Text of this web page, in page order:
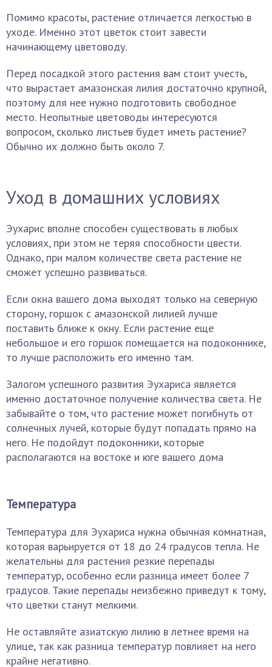
Помимо красоты, растение отличается легкостью в
уходе. Именно этот цветок стоит завести
начинающему цветоводу.
Перед посадкой этого растения вам стоит учесть,
что вырастает амазонская лилия достаточно крупной,
поэтому для нее нужно подготовить свободное
место. Неопытные цветоводы интересуются
вопросом, сколько листьев будет иметь растение?
Обычно их должно быть около 7.
Уход в домашних условиях
Эухарис вполне способен существовать в любых
условиях, при этом не теряя способности цвести.
Однако, при малом количестве света растение не
сможет успешно развиваться.
Если окна вашего дома выходят только на северную
сторону, горшок с амазонской лилией лучше
поставить ближе к окну. Если растение еще
небольшое и его горшок помещается на подоконнике,
то лучше расположить его именно там.
Залогом успешного развития Эухариса является
именно достаточное получение количества света. Не
забывайте о том, что растение может погибнуть от
солнечных лучей, которые будут попадать прямо на
него. Не подойдут подоконники, которые
располагаются на востоке и юге вашего дома
Температура
Температура для Эухариса нужна обычная комнатная,
которая варьируется от 18 до 24 градусов тепла. Не
желательны для растения резкие перепады
температур, особенно если разница имеет более 7
градусов. Такие перепады неизбежно приведут к тому,
что цветки станут мелкими.
Не оставляйте азиатскую лилию в летнее время на
улице, так как разница температур повлияет на него
крайне негативно.